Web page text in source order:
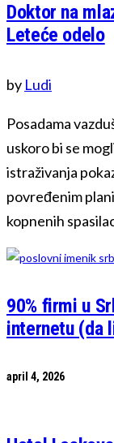
Doktor na
Leteće odelo
by Ludi
Posadama
uskoro bi se
istraživanja
povređenim
kopnenih
90% firmi u
internetu (da
april 4, 2026